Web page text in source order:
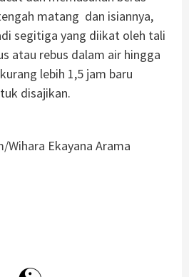
matang dan isiannya,
segitiga yang diikat oleh tali
atau rebus dalam air hingga
lebih 1,5 jam baru
disajikan.
Wihara Ekayana Arama